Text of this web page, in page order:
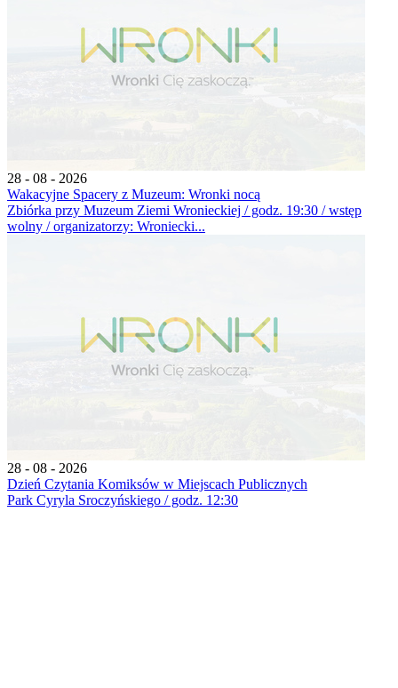
28 - 08 - 2026
Wakacyjne Spacery z Muzeum: Wronki nocą
Zbiórka przy Muzeum Ziemi Wronieckiej / godz. 19:30 / wstęp
wolny / organizatorzy: Wroniecki...
28 - 08 - 2026
Dzień Czytania Komiksów w Miejscach Publicznych
Park Cyryla Sroczyńskiego / godz. 12:30